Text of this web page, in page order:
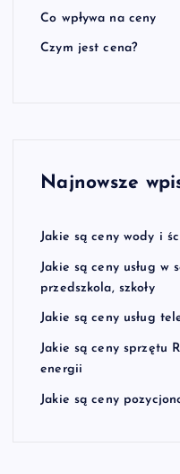
Co wpływa na ceny
Czym jest cena?
Najnowsze
Jakie są ceny wody i
Jakie są ceny usług w
przedszkola, szkoły
Jakie są ceny usług
Jakie są ceny sprzętu
energii
Jakie są ceny